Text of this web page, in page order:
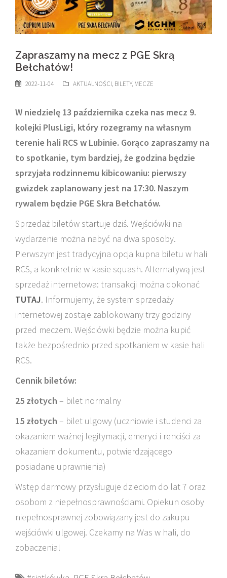
Zapraszamy na mecz z PGE Skrą
Bełchatów!
2022-11-04 AKTUALNOŚCI, BILETY, MECZE
W niedzielę 13 października czeka nas mecz 9.
kolejki PlusLigi, który rozegramy na własnym
terenie hali RCS w Lubinie. Gorąco zapraszamy na
to spotkanie, tym bardziej, że godzina będzie
sprzyjała rodzinnemu kibicowaniu: pierwszy
gwizdek zaplanowany jest na 17:30. Naszym
rywalem będzie PGE Skra Bełchatów.
Sprzedaż biletów startuje dziś. Wejściówki na
wydarzenie można nabyć na dwa sposoby.
Pierwszym jest tradycyjna opcja kupna biletu w hali
RCS, a konkretnie w kasie squash. Alternatywą jest
sprzedaż internetowa: transakcji można dokonać
TUTAJ. Informujemy, że system sprzedaży
internetowej zostaje zablokowany trzy godziny
przed meczem. Wejściówki będzie można kupić
także bezpośrednio przed spotkaniem w kasie hali
RCS.
Cennik biletów:
25 złotych – bilet normalny
15 złotych – bilet ulgowy (uczniowie i studenci za
okazaniem ważnej legitymacji, emeryci i renciści za
okazaniem dokumentu, potwierdzającego
posiadane uprawnienia)
Wstęp darmowy przysługuje dzieciom do lat 7 oraz
osobom z niepełnosprawnościami. Opiekun osoby
niepełnosprawnej zobowiązany jest do zakupu
wejściówki ulgowej. Czekamy na Was w hali, do
zobaczenia!